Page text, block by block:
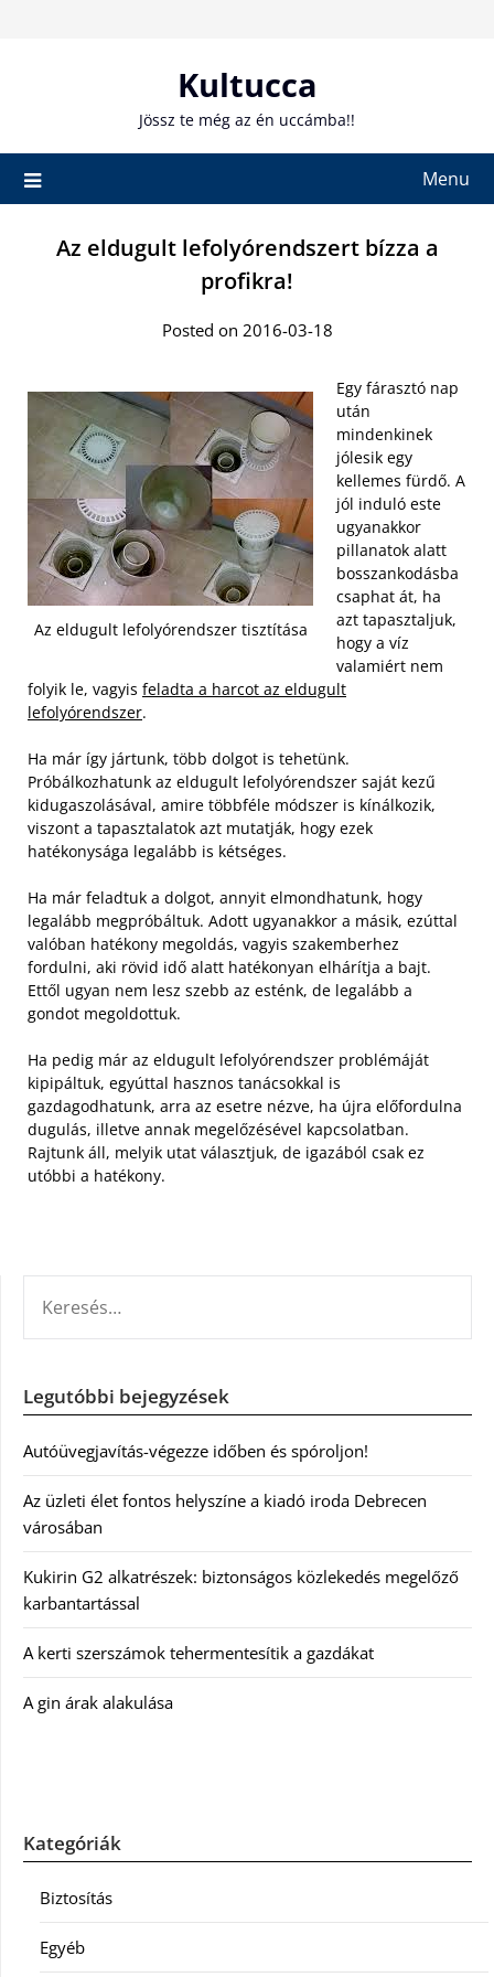
Kultucca
Jössz te még az én uccámba!!
Menu
Az eldugult lefolyórendszert bízza a
profikra!
Posted on 2016-03-18
Az eldugult lefolyórendszer tisztítása
Egy fárasztó nap
után
mindenkinek
jólesik egy
kellemes fürdő. A
jól induló este
ugyanakkor
pillanatok alatt
bosszankodásba
csaphat át, ha
azt tapasztaljuk,
hogy a víz
valamiért nem
folyik le, vagyis feladta a harcot az eldugult
lefolyórendszer.
Ha már így jártunk, több dolgot is tehetünk.
Próbálkozhatunk az eldugult lefolyórendszer saját kezű
kidugaszolásával, amire többféle módszer is kínálkozik,
viszont a tapasztalatok azt mutatják, hogy ezek
hatékonysága legalább is kétséges.
Ha már feladtuk a dolgot, annyit elmondhatunk, hogy
legalább megpróbáltuk. Adott ugyanakkor a másik, ezúttal
valóban hatékony megoldás, vagyis szakemberhez
fordulni, aki rövid idő alatt hatékonyan elhárítja a bajt.
Ettől ugyan nem lesz szebb az esténk, de legalább a
gondot megoldottuk.
Ha pedig már az eldugult lefolyórendszer problémáját
kipipáltuk, egyúttal hasznos tanácsokkal is
gazdagodhatunk, arra az esetre nézve, ha újra előfordulna
dugulás, illetve annak megelőzésével kapcsolatban.
Rajtunk áll, melyik utat választjuk, de igazából csak ez
utóbbi a hatékony.
Legutóbbi bejegyzések
Autóüvegjavítás-végezze időben és spóroljon!
Az üzleti élet fontos helyszíne a kiadó iroda Debrecen
városában
Kukirin G2 alkatrészek: biztonságos közlekedés megelőző
karbantartással
A kerti szerszámok tehermentesítik a gazdákat
A gin árak alakulása
Kategóriák
Biztosítás
Egyéb